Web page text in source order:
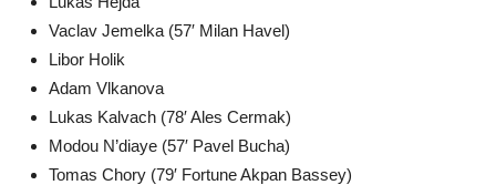
Vaclav Jemelka (57′ Milan Havel)
Libor Holik
Adam Vlkanova
Lukas Kalvach (78′ Ales Cermak)
Modou N’diaye (57′ Pavel Bucha)
Tomas Chory (79′ Fortune Akpan Bassey)